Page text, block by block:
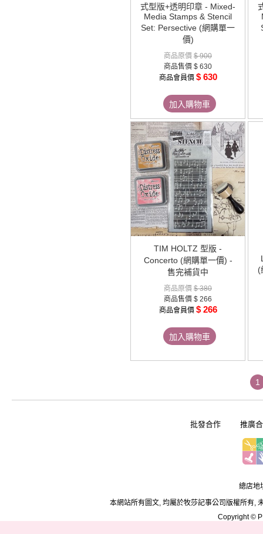
式型版+透明印章 - Mixed-
Media Stamps & Stencil
Set: Persective (網購單一
價)
商品原價 $ 900
商品售價 $ 630
商品會員價 $ 630
加入購物車
TIM HOLTZ 型版 -
Concerto (網購單一價) -
售完補貨中
商品原價 $ 380
商品售價 $ 266
商品會員價 $ 266
加入購物車
(
1
批發合作 推廣
總店地
本網站所有圖文, 均屬於牧莎記事公司版權所有,
Copyright ©